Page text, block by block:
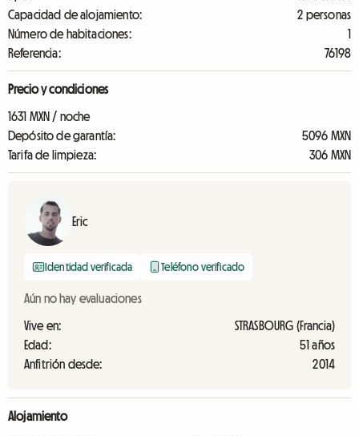
Capacidad de alojamiento:
2 personas
Número de habitaciones:
1
Referencia:
76198
Precio y condiciones
1631 MXN / noche
Depósito de garantía:
5096 MXN
Tarifa de limpieza:
306 MXN
Eric
Identidad verificada Teléfono verificado
Aún no hay evaluaciones
Vive en:
STRASBOURG (Francia)
Edad:
51 años
Anfitrión desde:
2014
Alojamiento